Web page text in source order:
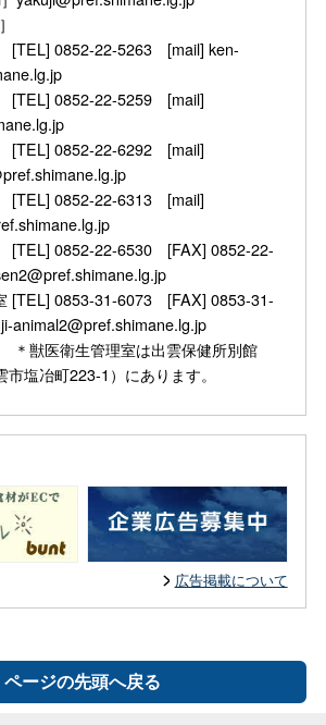
0852-22-5263 [mail] ken-
0852-22-5259 [mail]
0852-22-6292 [mail]
0852-22-6313 [mail]
0852-22-6530 [FAX] 0852-22-
[TEL] 0853-31-6073 [FAX] 0853-31-
animal2@pref.shimane.lg.jp
理室は出雲保健所別館
市塩冶町223-1）にあります。
広告掲載について
ページの先頭へ戻る